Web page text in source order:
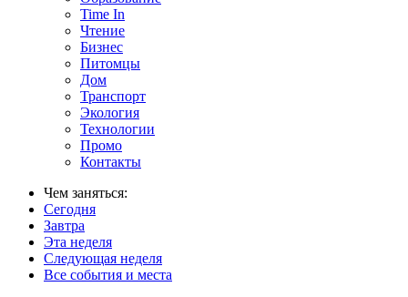
Time In
Чтение
Бизнес
Питомцы
Дом
Транспорт
Экология
Технологии
Промо
Контакты
Чем заняться:
Сегодня
Завтра
Эта неделя
Следующая неделя
Все события и места